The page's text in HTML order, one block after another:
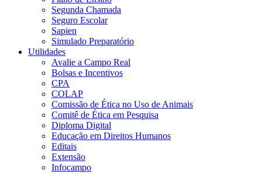
Segunda Chamada
Seguro Escolar
Sapien
Simulado Preparatório
Utilidades
Avalie a Campo Real
Bolsas e Incentivos
CPA
COLAP
Comissão de Ética no Uso de Animais
Comitê de Ética em Pesquisa
Diploma Digital
Educação em Direitos Humanos
Editais
Extensão
Infocampo